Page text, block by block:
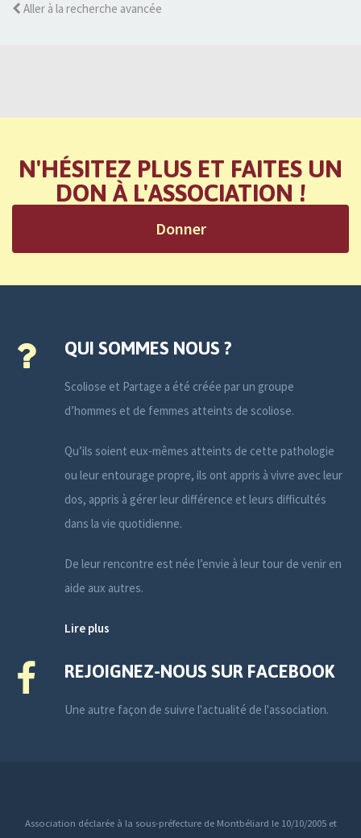
Aller à la recherche avancée
N'HÉSITEZ PLUS ET FAITES UN
DON À L'ASSOCIATION !
Donner
QUI SOMMES NOUS ?
Scoliose et Partage a été créée par un groupe
d’hommes et de femmes atteints de scoliose.
Qu’ils soient eux-mêmes atteints de cette pathologie
ou leur entourage propre, ils ont appris à vivre avec leur
dos, appris à gérer leur différence et leurs difficultés
dans la vie quotidienne.
De leur rencontre est née l’envie à leur tour de venir en
aide aux autres.
Lire plus
REJOIGNEZ-NOUS SUR FACEBOOK
Une autre façon de suivre l'actualité de l'association.
Association déclarée à la sous-préfecture de Montbéliard le 10/10/2005 et